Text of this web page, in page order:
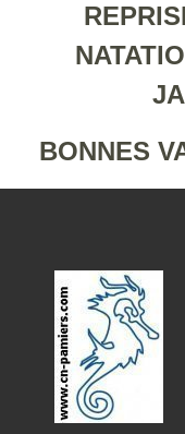
BONNES